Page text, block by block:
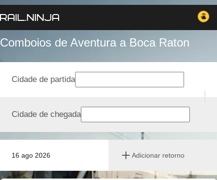
Comboios de Aventura a Boca Raton
16 ago 2026 Adicionar retorno
Cidade de partida
Cidade de chegada